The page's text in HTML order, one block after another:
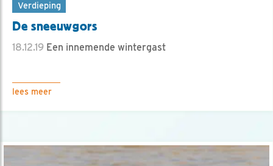
Verdieping
De sneeuwgors
18.12.19 Een innemende wintergast
lees meer